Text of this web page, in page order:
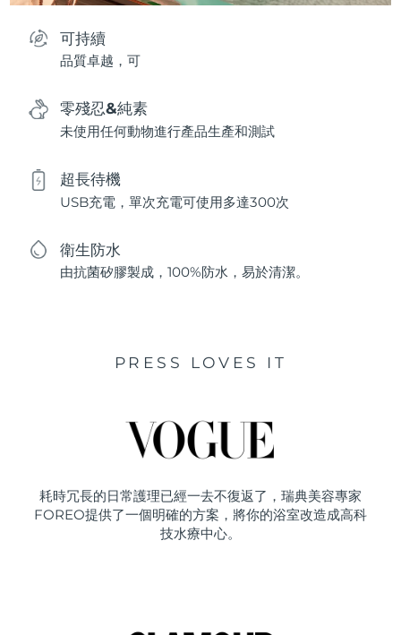
可持續
品質卓越，可
零殘忍&純素
未使用任何動物進行產品生產和測試
超長待機
USB充電，單次充電可使用多達300次
衛生防水
由抗菌矽膠製成，100%防水，易於清潔。
PRESS LOVES IT
耗時冗長的日常護理已經一去不復返了，瑞典美容專家
FOREO提供了一個明確的方案，將你的浴室改造成高科
技水療中心。